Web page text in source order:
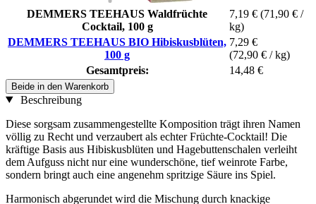
DEMMERS TEEHAUS Waldfrüchte
Cocktail, 100 g
7,19 € (71,90 € /
kg)
DEMMERS TEEHAUS BIO Hibiskusblüten,
100 g
7,29 €
(72,90 € / kg)
Gesamtpreis:
14,48 €
Beide in den Warenkorb
Beschreibung
Diese sorgsam zusammengestellte Komposition trägt ihren Namen
völlig zu Recht und verzaubert als echter Früchte-Cocktail! Die
kräftige Basis aus Hibiskusblüten und Hagebuttenschalen verleiht
dem Aufguss nicht nur eine wunderschöne, tief weinrote Farbe,
sondern bringt auch eine angenehm spritzige Säure ins Spiel.
Harmonisch abgerundet wird die Mischung durch knackige